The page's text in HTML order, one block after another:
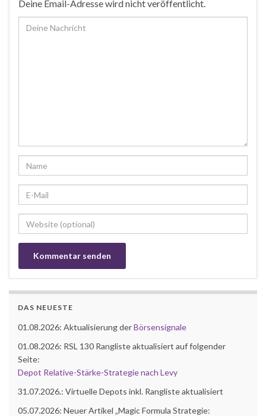
Deine Email-Adresse wird nicht veröffentlicht.
DAS NEUESTE
01.08.2026: Aktualisierung derBörsensignale
01.08.2026: RSL 130 Rangliste aktualisiert auf folgender
Seite:
Depot Relative-Stärke-Strategie nach Levy
31.07.2026.: Virtuelle Depots inkl. Rangliste aktualisiert
05.07.2026: Neuer Artikel „Magic Formula Strategie: